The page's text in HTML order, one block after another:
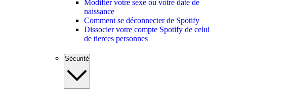
Modifier votre sexe ou votre date de
naissance
Comment se déconnecter de Spotify
Dissocier votre compte Spotify de celui
de tierces personnes
Sécurité